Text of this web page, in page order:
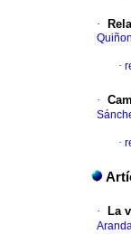
·
·
·
·
· La